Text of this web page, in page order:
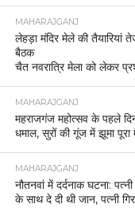
MAHARAJGANJ
लेहड़ा मंदिर मेले की
बैठक
चैत नवरात्रि मेला को लेकर
MAHARAJGANJ
महराजगंज महोत्सव के पहले
धमाल, सुरों की गूंज में झूमा पूरा
MAHARAJGANJ
नौतनवां में दर्दनाक घटना:
के साथ दे दी थी जान, पत्नी